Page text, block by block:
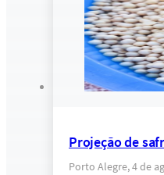
Projeção de
Porto Alegre, 4 de